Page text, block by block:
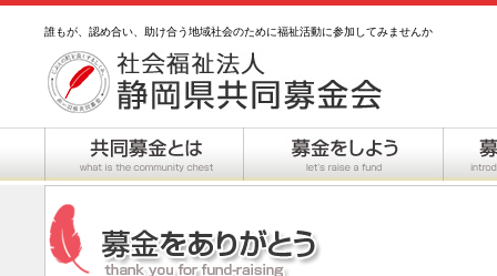
誰もが、認め合い、助け合う地域社会のために福祉活動に参加してみませんか